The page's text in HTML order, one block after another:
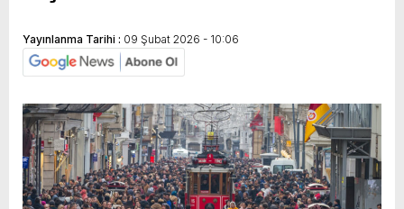
Yayınlanma Tarihi : 09 Şubat 2026 - 10:06